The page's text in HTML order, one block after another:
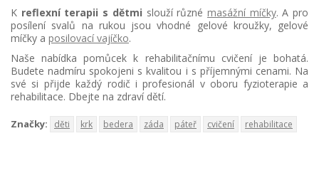
K reflexní terapii s dětmi slouží různé masážní míčky. A pro
posílení svalů na rukou jsou vhodné gelové kroužky, gelové
míčky a posilovací vajíčko.
Naše nabídka pomůcek k rehabilitačnímu cvičení je bohatá.
Budete nadmíru spokojeni s kvalitou i s příjemnými cenami. Na
své si přijde každý rodič i profesionál v oboru fyzioterapie a
rehabilitace. Dbejte na zdraví dětí.
Značky: děti krk bedera záda páteř cvičení rehabilitace